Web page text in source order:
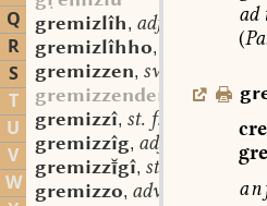
Q
R
S
T
U
V
W
gremizlîh, adj.
gremizlîhho,
gremizzen, sw. v.
gremizzender
gremizzî, st. f.
gremizzîg, adj.
gremizzgî, st. f.
gremizzo, adv.
ad
(